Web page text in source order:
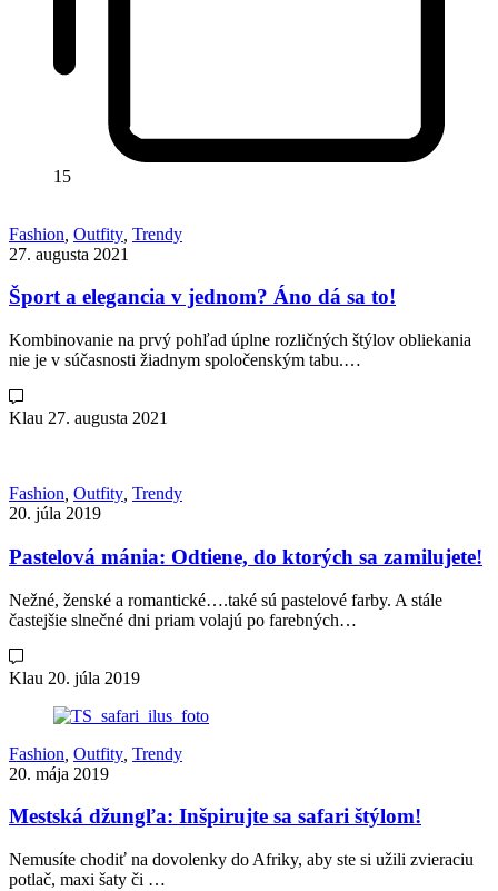
15
Fashion Outfity Trendy
27. augusta 2021
Šport a elegancia v jednom? Áno dá sa to!
Kombinovanie na prvý pohľad úplne rozličných štýlov obliekania
nie je v súčasnosti žiadnym spoločenským tabu.…
Klau 27. augusta 2021
Fashion Outfity Trendy
20. júla 2019
Pastelová mánia: Odtiene, do ktorých sa zamilujete!
Nežné, ženské a romantické….také sú pastelové farby. A stále
častejšie slnečné dni priam volajú po farebných…
Klau 20. júla 2019
Fashion Outfity Trendy
20. mája 2019
Mestská džungľa: Inšpirujte sa safari štýlom!
Nemusíte chodiť na dovolenky do Afriky, aby ste si užili zvieraciu
potlač, maxi šaty či …